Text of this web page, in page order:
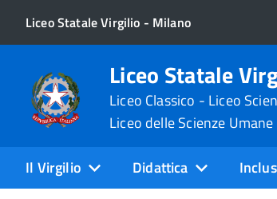
Liceo Statale Virgilio - Milano
Liceo Statale
Liceo Classico - Liceo
Liceo delle Scienze
Il Virgilio Didattica